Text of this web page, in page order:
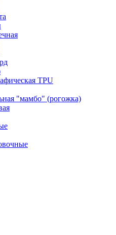
TPU
"мамбо" (рогожка)